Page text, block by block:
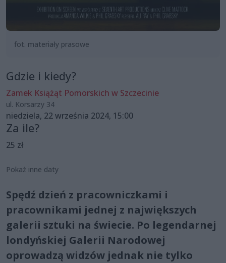
fot. materiały prasowe
Gdzie i kiedy?
Zamek Książąt Pomorskich w Szczecinie
ul. Korsarzy 34
niedziela, 22 września 2024, 15:00
Za ile?
25 zł
Pokaż inne daty
Spędź dzień z pracowniczkami i
pracownikami jednej z największych
galerii sztuki na świecie. Po legendarnej
londyńskiej Galerii Narodowej
oprowadzą widzów jednak nie tylko